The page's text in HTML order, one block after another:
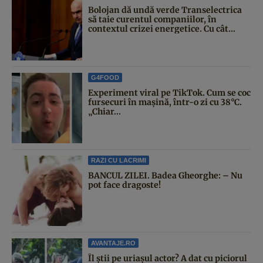
Bolojan dă undă verde Transelectrica
să taie curentul companiilor, în
contextul crizei energetice. Cu cât...
G4FOOD
Experiment viral pe TikTok. Cum se coc
fursecuri în mașină, într-o zi cu 38°C.
„Chiar...
RAZI CU LACRIMI
BANCUL ZILEI. Badea Gheorghe: – Nu
pot face dragoste!
AVANTAJE.RO
Îl știi pe uriașul actor? A dat cu piciorul